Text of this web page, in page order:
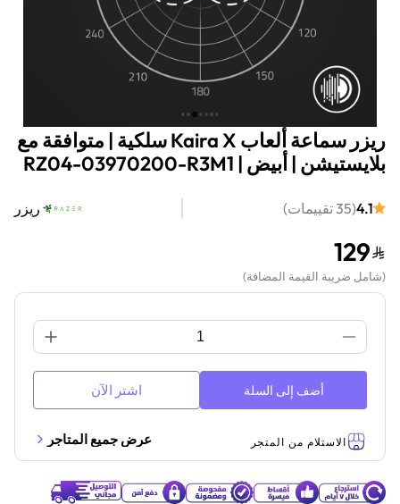
ريزر سماعة ألعاب Kaira X سلكية | متوافقة مع
بلايستيشن | أبيض | RZ04-03970200-R3M1
4.1
(
35تقييمات) ريزر
129
(شامل ضريبة القيمة المضافة)
أضف إلى السلة اشتر الآن
الاستلام من المتجر عرض جميع المتاجر